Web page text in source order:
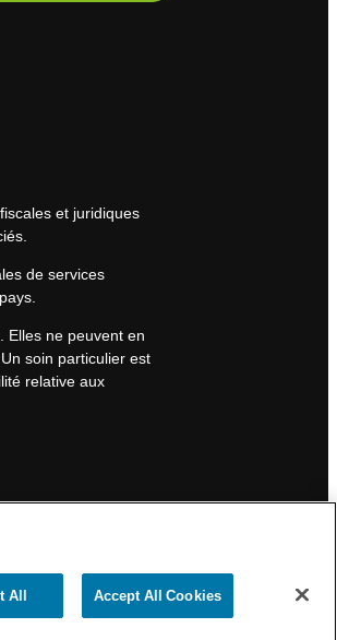
et juridiques
de services
Elles ne peuvent en
soin particulier est
relative aux
All Accept All Cookies